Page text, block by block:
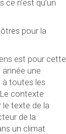
ce n’est qu’un
pour la
est pour cette
année une
à toutes les
contexte
le texte de la
de la
un climat